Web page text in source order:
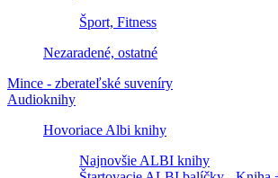
Šport, Fitness
Nezaradené, ostatné
Mince - zberateľské suveníry
Audioknihy
Hovoriace Albi knihy
Najnovšie ALBI knihy